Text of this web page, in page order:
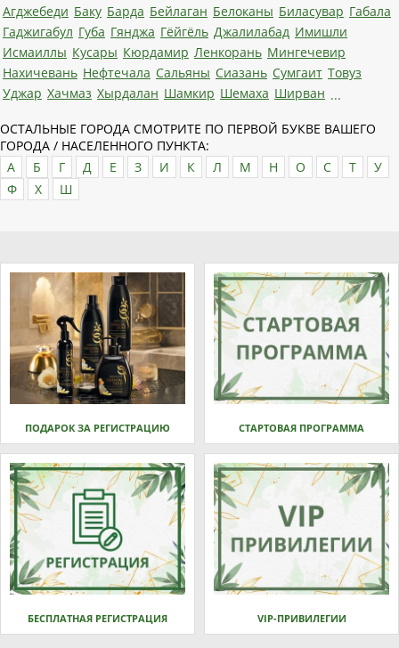
Агджебеди Баку Барда Бейлаган Белоканы Биласувар Габала
Гаджигабул Губа Гянджа Гёйгёль Джалилабад Имишли
Исмаиллы Кусары Кюрдамир Ленкорань Мингечевир
Нахичевань Нефтечала Сальяны Сиазань Сумгаит Товуз
Уджар Хачмаз Хырдалан Шамкир Шемаха Ширван ...
ОСТАЛЬНЫЕ ГОРОДА СМОТРИТЕ ПО ПЕРВОЙ БУКВЕ ВАШЕГО
ГОРОДА / НАСЕЛЕННОГО ПУНКТА:
А
Б Г Д Е З И К Л М Н О С Т
У
Ф
Х Ш
ПОДАРОК ЗА РЕГИСТРАЦИЮ СТАРТОВАЯ ПРОГРАММА
БЕСПЛАТНАЯ РЕГИСТРАЦИЯ VIP-ПРИВИЛЕГИИ